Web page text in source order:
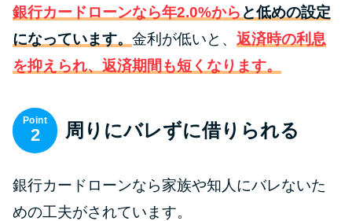
リボ払いをそのまま払いきると
カードローンの見直しで40万円
最速！最短40分で借りられるカ
銀行カードローンなら年2.0%から と低めの設定
になっています。 金利が低いと、 返済時の利息
を抑えられ、返済期間も短くなります。
Point
2 周りにバレずに借りられる
銀行カードローンなら家族や知人にバレないた
めの工夫がされています。